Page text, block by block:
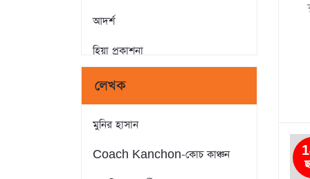
আদর্শ
হিয়া প্রকাশনা
ক্যারিয়ার পাবলিকেশন্স
লেখক
মুনির হাসান
Coach Kanchon-কোচ কাঞ্চন